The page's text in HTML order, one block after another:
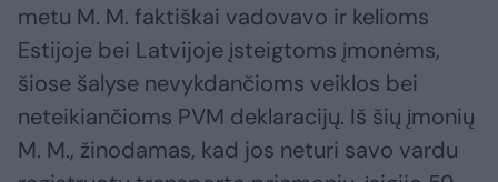
metu M. M. faktiškai vadovavo ir kelioms
Estijoje bei Latvijoje įsteigtoms įmonėms,
šiose šalyse nevykdančioms veiklos bei
neteikiančioms PVM deklaracijų. Iš šių įmonių
M. M., žinodamas, kad jos neturi savo vardu